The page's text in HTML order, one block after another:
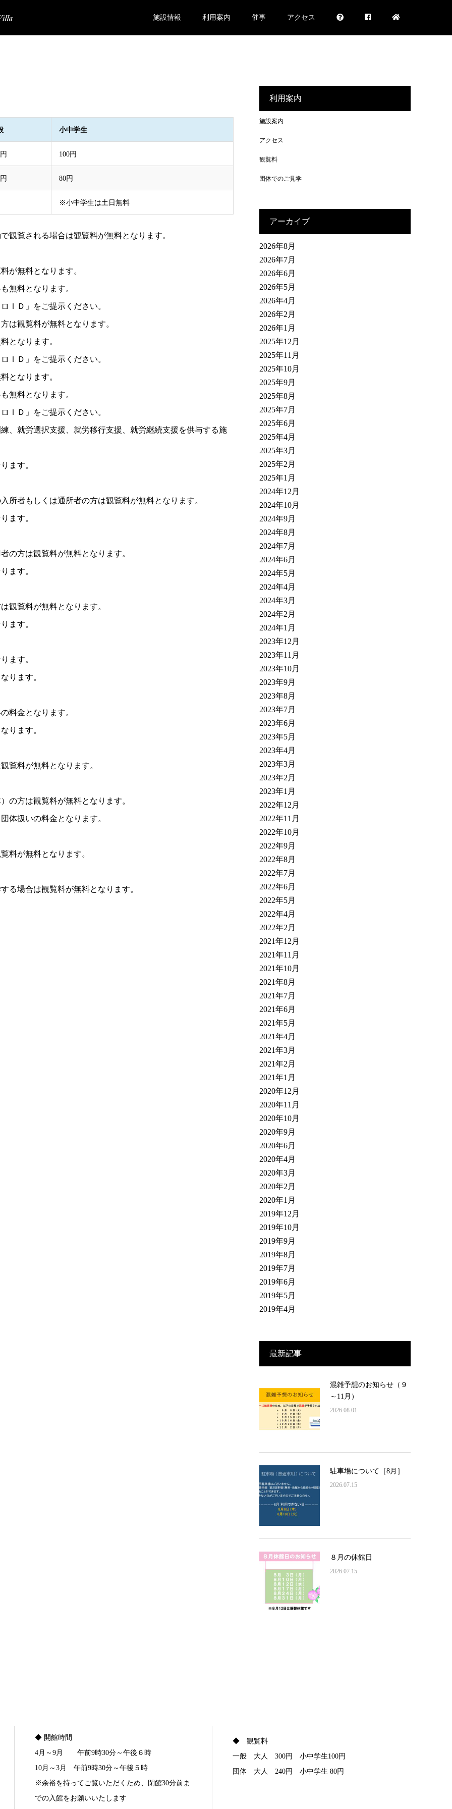
施設情報 利用案内 催事 アクセス
観覧料のご案内
小中学生
100円
80円
※小中学生は土日無料
観覧される場合は観覧料が無料となります。
が無料となります。
無料となります。
ＩＤ」をご提示ください。
は観覧料が無料となります。
となります。
ＩＤ」をご提示ください。
となります。
無料となります。
ＩＤ」をご提示ください。
、就労選択支援、就労移行支援、就労継続支援を供与する施
ます。
所者もしくは通所者の方は観覧料が無料となります。
ます。
の方は観覧料が無料となります。
ます。
観覧料が無料となります。
ます。
ます。
ります。
料金となります。
ります。
覧料が無料となります。
の方は観覧料が無料となります。
体扱いの料金となります。
料が無料となります。
る場合は観覧料が無料となります。
利用案内
施設案内
アクセス
観覧料
団体でのご見学
アーカイブ
2026年8月
2026年7月
2026年6月
2026年5月
2026年4月
2026年2月
2026年1月
2025年12月
2025年11月
2025年10月
2025年9月
2025年8月
2025年7月
2025年6月
2025年4月
2025年3月
2025年2月
2025年1月
2024年12月
2024年10月
2024年9月
2024年8月
2024年7月
2024年6月
2024年5月
2024年4月
2024年3月
2024年2月
2024年1月
2023年12月
2023年11月
2023年10月
2023年9月
2023年8月
2023年7月
2023年6月
2023年5月
2023年4月
2023年3月
2023年2月
2023年1月
2022年12月
2022年11月
2022年10月
2022年9月
2022年8月
2022年7月
2022年6月
2022年5月
2022年4月
2022年2月
2021年12月
2021年11月
2021年10月
2021年8月
2021年7月
2021年6月
2021年5月
2021年4月
2021年3月
2021年2月
2021年1月
2020年12月
2020年11月
2020年10月
2020年9月
2020年6月
2020年4月
2020年3月
2020年2月
2020年1月
2019年12月
2019年10月
2019年9月
2019年8月
2019年7月
2019年6月
2019年5月
2019年4月
最新記事
混雑予想のお知らせ（９
～11月）
2026.08.01
駐車場について［8月］
2026.07.15
８月の休館日
2026.07.15
◆ 開館時間
4月～9月 午前9時30分～午後６時
10月～3月 午前9時30分～午後５時
※余裕を持ってご覧いただくため、閉館30分前ま
での入館をお願いいたします
◆ 観覧料
一般 大人 300円 小中学生100円
団体 大人 240円 小中学生 80円